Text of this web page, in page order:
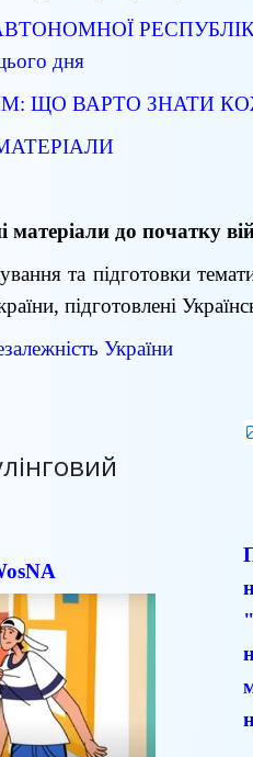
дня
ЩО ВАРТО ЗНАТИ
матеріали до початку
та підготовки
підготовлені
України